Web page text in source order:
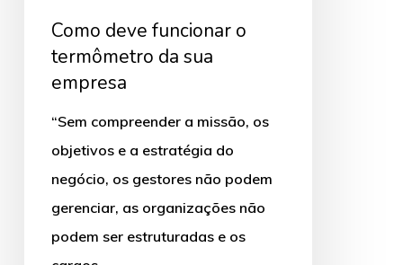
empresa
Como deve funcionar o
termômetro da sua
empresa
“Sem compreender a missão, os
objetivos e a estratégia do
negócio, os gestores não podem
gerenciar, as organizações não
podem ser estruturadas e os